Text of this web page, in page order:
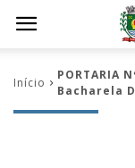
Início
PORTARIA
Bacharela